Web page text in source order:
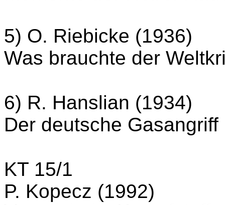
5) O. Riebicke (1936)
Was brauchte der
6) R. Hanslian (1934)
Der deutsche
KT 15/1
P. Kopecz (1992)